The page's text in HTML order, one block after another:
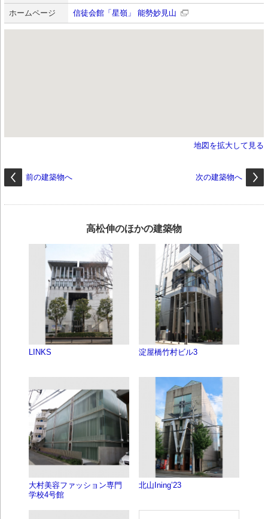
ホームページ 信徒会館「星嶺」 能勢妙見山
地図を拡大して見る
前の建築物へ 次の建築物へ
高松伸のほかの建築物
LINKS 淀屋橋竹村ビル3
大村美容ファッション専門
学校4号館
北山Ining’23